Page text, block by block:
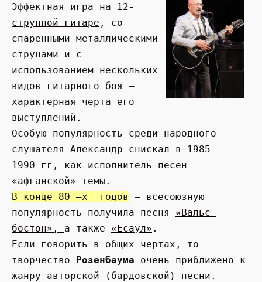
Эффектная игра на
12-
струнной гитаре , со
спаренными металлическими
струнами и с
использованием нескольких
видов гитарного боя –
характерная черта его
выступлений.
Особую популярность среди народного
слушателя Александр снискал в 1985 –
1990 гг, как исполнитель песен
«афганской» темы.
В конце 80 –х годов
– всесоюзную
популярность получила песня «Вальс-
бостон», а также «Есаул» .
Если говорить в общих чертах, то
творчество Розенбаума очень приближено к
жанру авторской (бардовской) песни.